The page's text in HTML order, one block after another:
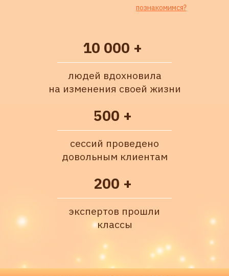
познакомимся?